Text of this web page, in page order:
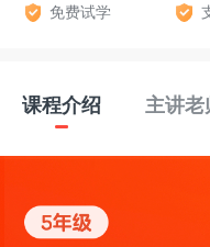
免费试学
课程介绍 主讲老